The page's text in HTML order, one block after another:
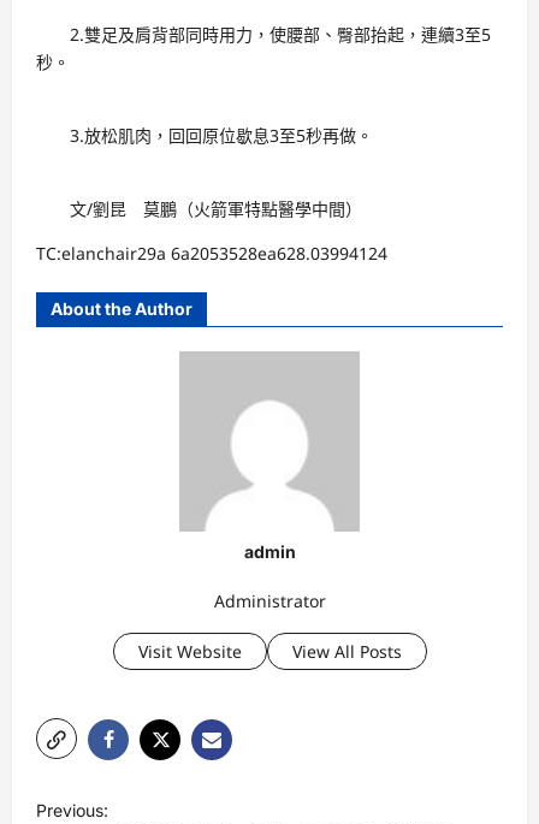
2.雙足及肩背部同時用力，使腰部、臀部抬起，連續3至5
秒。
3.放松肌肉，回回原位歇息3至5秒再做。
文/劉昆 莫鵬（火箭軍特點醫學中間）
TC:elanchair29a 6a2053528ea628.03994124
About the Author
admin
Administrator
Visit Website View All Posts
Previous: